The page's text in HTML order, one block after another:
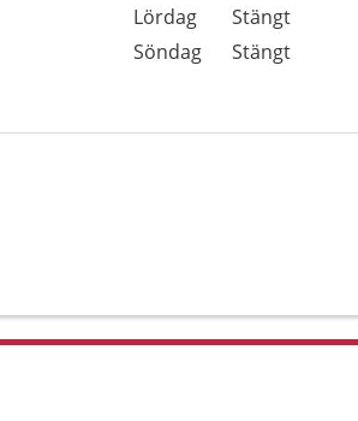
Lördag
Stängt
Söndag
Stängt